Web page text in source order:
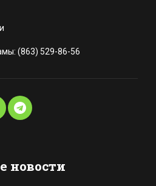
(863) 529-86-56
новости